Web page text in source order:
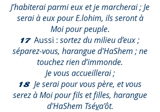
J’habiterai parmi eux et je marcherai ; Je
serai à eux pour E.lohim, ils seront à
Moi pour peuple.
17 Aussi : sortez du milieu d’eux ;
séparez-vous, harangue d'HaShem ; ne
touchez rien d’immonde.
Je vous accueillerai ;
18 Je serai pour vous père, et vous
serez à Moi pour fils et filles, harangue
d'HaShem Tséva'ôt.